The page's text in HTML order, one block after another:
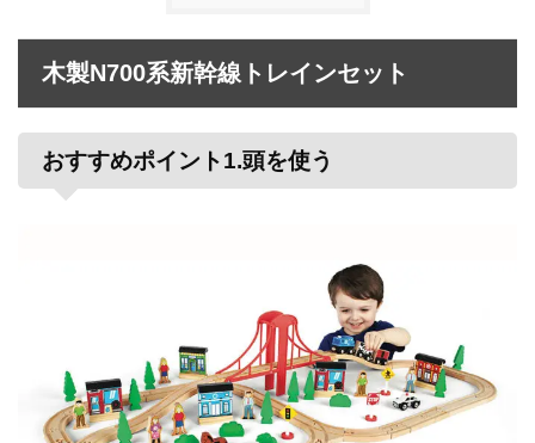
木製N700系新幹線トレインセット
おすすめポイント1.頭を使う